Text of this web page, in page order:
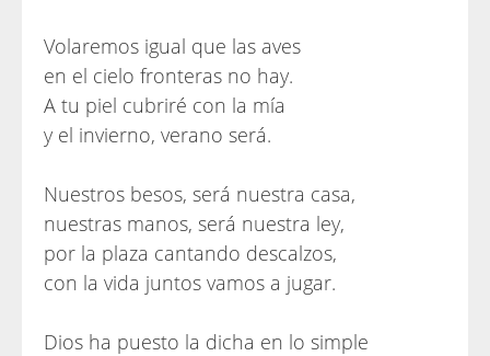
Volaremos igual que las aves
en el cielo fronteras no hay.
A tu piel cubriré con la mía
y el invierno, verano será.
Nuestros besos, será nuestra casa,
nuestras manos, será nuestra ley,
por la plaza cantando descalzos,
con la vida juntos vamos a jugar.
Dios ha puesto la dicha en lo simple